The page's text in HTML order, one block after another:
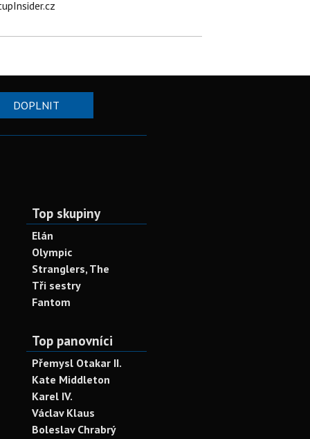
DOPLNIT
Top skupiny
Elán
Olympic
Stranglers, The
Tři sestry
Fantom
Top panovníci
Přemysl Otakar II.
Kate Middleton
Karel IV.
Václav Klaus
Boleslav Chrabrý